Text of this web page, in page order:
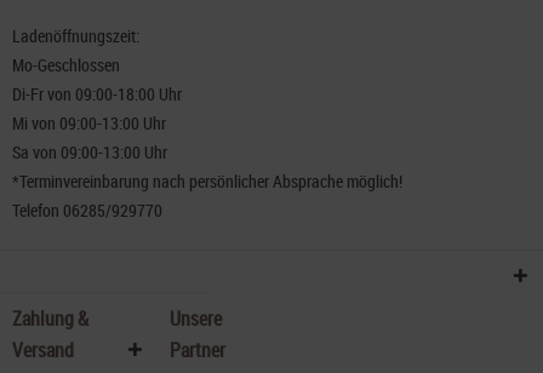
Ladenöffnungszeit:
Mo-Geschlossen
Di-Fr von 09:00-18:00 Uhr
Mi von 09:00-13:00 Uhr
Sa von 09:00-13:00 Uhr
*Terminvereinbarung nach persönlicher Absprache möglich!
Telefon 06285/929770
Zahlung &
Versand
Unsere
Partner